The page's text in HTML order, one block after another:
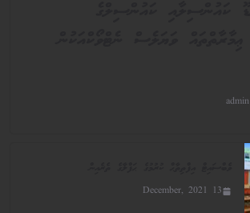
admin
13 December, 2021